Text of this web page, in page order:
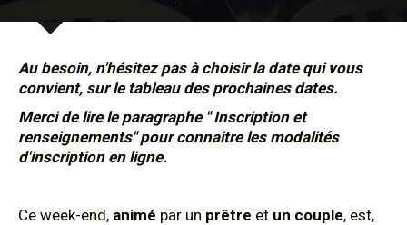
Au besoin, n'hésitez pas à choisir la date qui vous
convient, sur le tableau des prochaines dates.
Merci de lire le paragraphe " Inscription et
renseignements" pour connaitre les modalités
d'inscription en ligne.
Ce week-end, animé par un prêtre et un couple, est,